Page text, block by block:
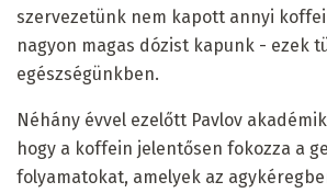
szervezetünk nem kapott annyi
nagyon magas dózist kapunk - ezek
egészségünkben.
Néhány évvel ezelőtt Pavlov
hogy a koffein jelentősen fokozza a
folyamatokat, amelyek az